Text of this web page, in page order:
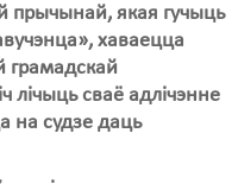
прычынай, якая гучыць
хаваецца
грамадскай
сваё адлічэнне
на судзе даць